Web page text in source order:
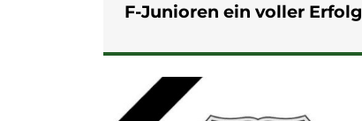
F-Junioren ein voller Erfolg